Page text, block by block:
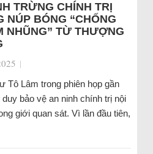
TRỪNG CHÍNH TRỊ
NÚP BÓNG “CHỐNG
NHŨNG” TỪ THƯỢNG
|
Tô Lâm trong phiên họp gần
bảo vệ an ninh chính trị nội
giới quan sát. Vì lần đầu tiên,